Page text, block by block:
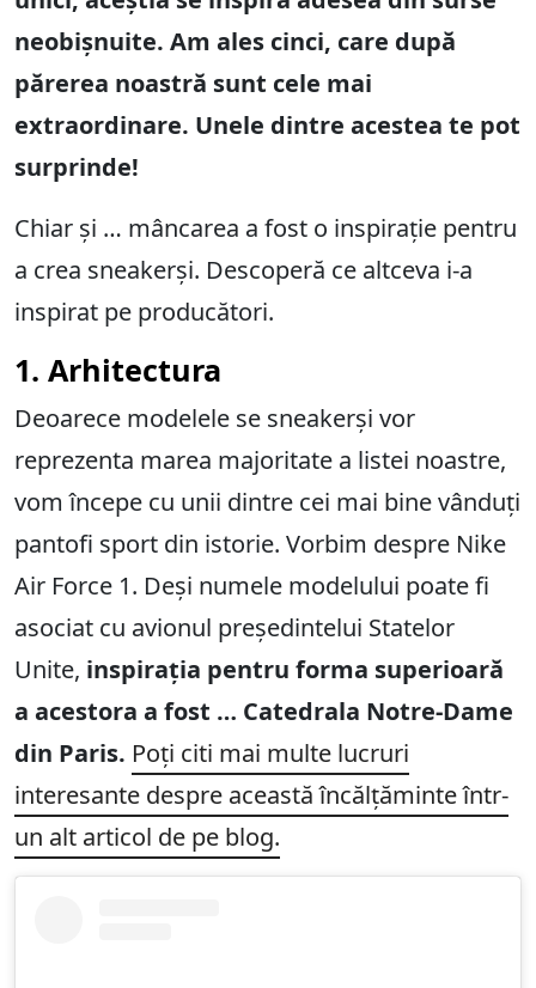
neobișnuite. Am ales cinci, care după
părerea noastră sunt cele mai
extraordinare. Unele dintre acestea te pot
surprinde!
Chiar și … mâncarea a fost o inspirație pentru
a crea sneakerși. Descoperă ce altceva i-a
inspirat pe producători.
1. Arhitectura
Deoarece modelele se sneakerși vor
reprezenta marea majoritate a listei noastre,
vom începe cu unii dintre cei mai bine vânduți
pantofi sport din istorie. Vorbim despre Nike
Air Force 1. Deși numele modelului poate fi
asociat cu avionul președintelui Statelor
Unite, inspirația pentru forma superioară
a acestora a fost … Catedrala Notre-Dame
din Paris. Poți citi mai multe lucruri
interesante despre această încălțăminte într-
un alt articol de pe blog.